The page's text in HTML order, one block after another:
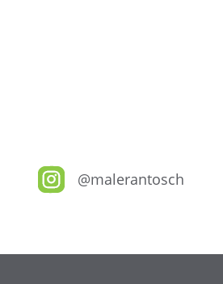
@malerantosch